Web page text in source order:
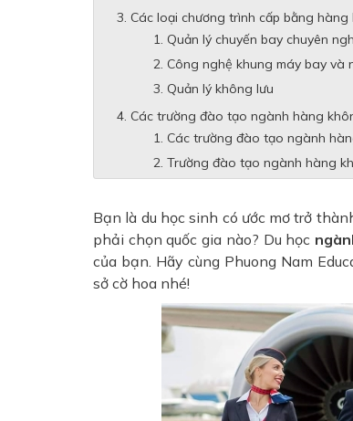
Các loại chương trình cấp bằng
Quản lý chuyến bay chuyên
Công nghệ khung máy bay và
Quản lý không lưu
Các trường đào tạo ngành hàng
Các trường đào tạo ngành
Trường đào tạo ngành hàng
Bạn là du học sinh có ước mơ trở
phải chọn quốc gia nào? Du học
của bạn. Hãy cùng Phuong Nam
sở cờ hoa nhé!